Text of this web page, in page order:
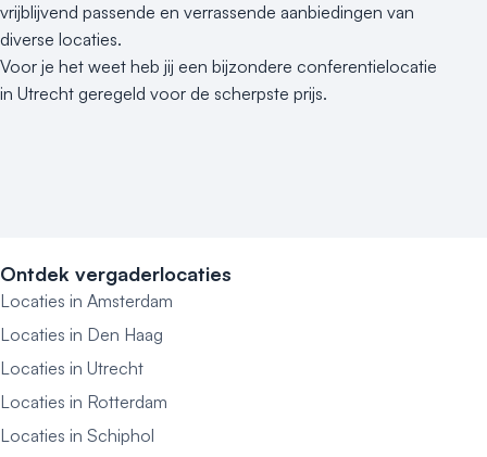
vrijblijvend passende en verrassende aanbiedingen van
diverse locaties.
Voor je het weet heb jij een bijzondere conferentielocatie
in Utrecht geregeld voor de scherpste prijs.
Ontdek vergaderlocaties
Locaties in Amsterdam
Locaties in Den Haag
Locaties in Utrecht
Locaties in Rotterdam
Locaties in Schiphol